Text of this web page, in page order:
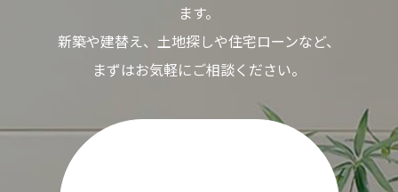
ます。
新築や建替え、土地探しや住宅ローンなど、
まずはお気軽にご相談ください。